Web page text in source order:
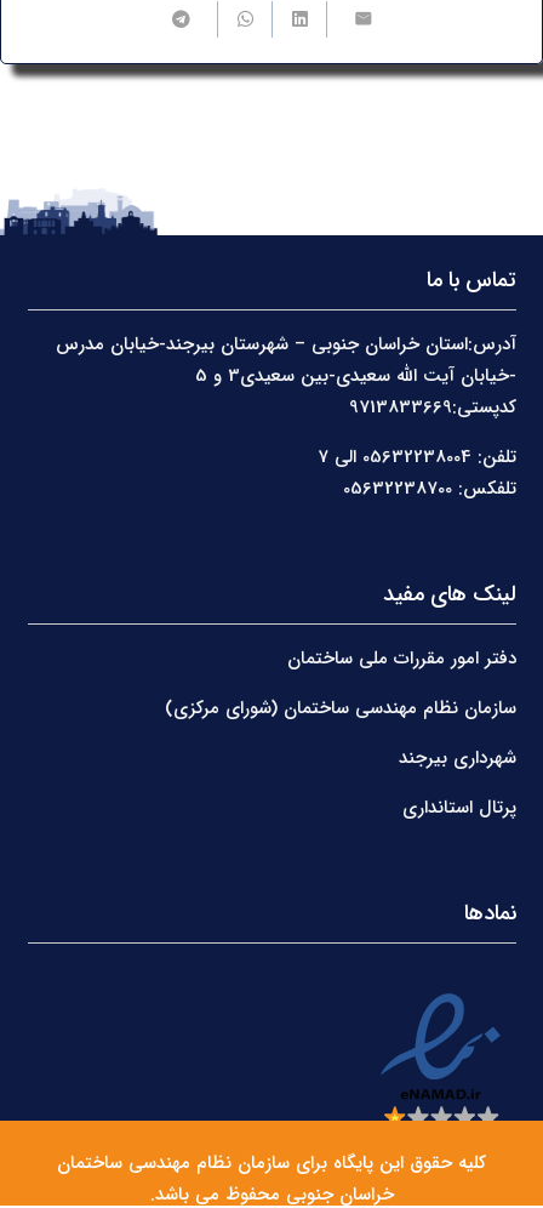
تماس با ما
آدرس:استان خراسان جنوبی – شهرستان بیرجند-خیابان مدرس
کدپستی:9713833669
تلفن: 05632238004 الی 7
تلفکس: 05632238700
لینک های مفید
دفتر امور مقررات ملی ساختمان
سازمان نظام مهندسی ساختمان (شورای مرکزی)
شهرداری بیرجند
پرتال استانداری
نمادها
کلیه حقوق این پایگاه برای سازمان نظام مهندسی ساختمان
خراسان جنوبی محفوظ می باشد.